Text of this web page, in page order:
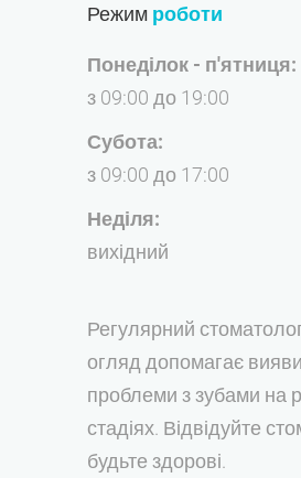
Режим роботи
Понеділок - п'ятниця:
з 09:00 до 19:00
Субота:
з 09:00 до 17:00
Неділя:
вихідний
Регулярний
огляд допомагає
проблеми з зубами на
стадіях. Відвідуйте
будьте здорові.